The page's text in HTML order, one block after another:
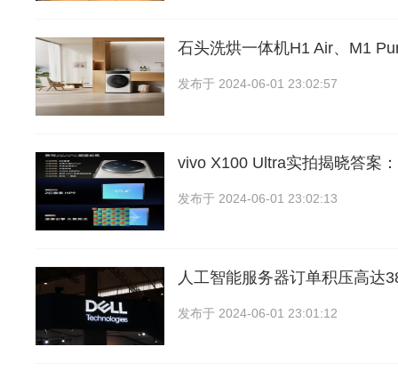
石头洗烘一体机H1 Air、M1
发布于 2024-06-01 23:02:57
vivo X100 Ultra实拍揭晓答案
发布于 2024-06-01 23:02:13
人工智能服务器订单积压高达
发布于 2024-06-01 23:01:12